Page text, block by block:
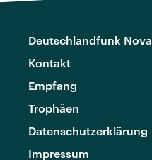
Deutschlandfunk Nova
Kontakt
Empfang
Trophäen
Datenschutzerklärung
Impressum